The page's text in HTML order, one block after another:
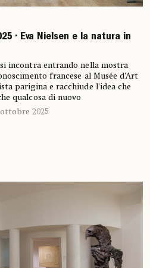
• Eva Nielsen e la natura in
incontra entrando nella mostra
francese al Musée d’Art
parigina e racchiude l’idea che
qualcosa di nuovo
2025